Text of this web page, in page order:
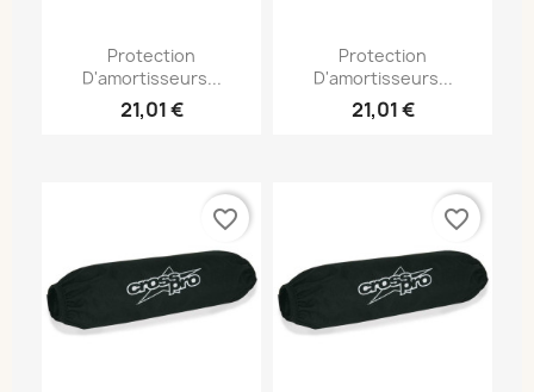
Protection
D'amortisseurs...
21,01 €
Protection
D'amortisseurs...
21,01 €
favorite_border favorite_border